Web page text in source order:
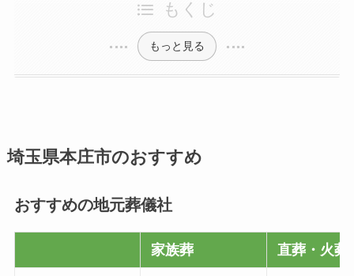
もくじ
もっと見る
埼玉県本庄市のおすすめ
おすすめの地元葬儀社
家族葬 直葬・火葬